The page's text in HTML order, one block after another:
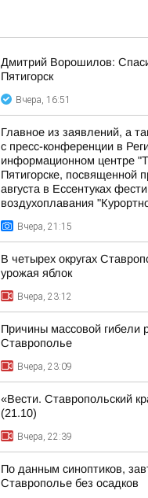
Дмитрий Ворошилов:
Пятигорск
Вчера, 16:51
Главное из заявлений, а
с пресс-конференции в
информационном центре
Пятигорске, посвященной
августа в Ессентуках
воздухоплавания
Вчера, 21:15
В четырех округах
урожая яблок
Вчера, 23:12
Причины массовой гибели
Ставрополье
Вчера, 23:09
«Вести. Ставропольский
(21.10)
Вчера, 22:39
По данным синоптиков,
Ставрополье без осадков